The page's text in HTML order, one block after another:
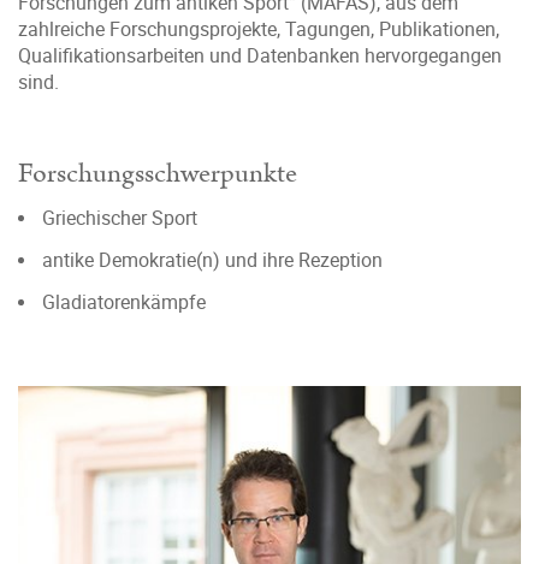
zahlreiche Forschungsprojekte, Tagungen, Publikationen,
Qualifikationsarbeiten und Datenbanken hervorgegangen
sind.
Forschungsschwerpunkte
Griechischer Sport
antike Demokratie(n) und ihre Rezeption
Gladiatorenkämpfe